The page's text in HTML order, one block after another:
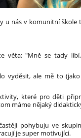
u nás v komunitní škole
věta: "Mně se tady
vyděsit, ale mě to
které pro děti
máme nějaký
pohybuju ve
je super motivující.